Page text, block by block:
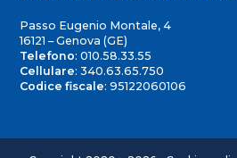
Passo Eugenio Montale, 4
16121 – Genova (GE)
Telefono:010.58.33.55
Cellulare:340.63.65.750
Codice fiscale: 95122060106